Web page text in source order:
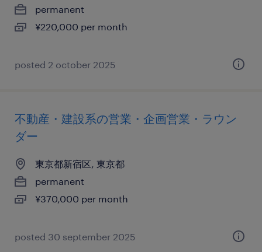
permanent
¥220,000 per month
posted 2 october 2025
不動産・建設系の営業・企画営業・ラウン
ダー
東京都新宿区, 東京都
permanent
¥370,000 per month
posted 30 september 2025